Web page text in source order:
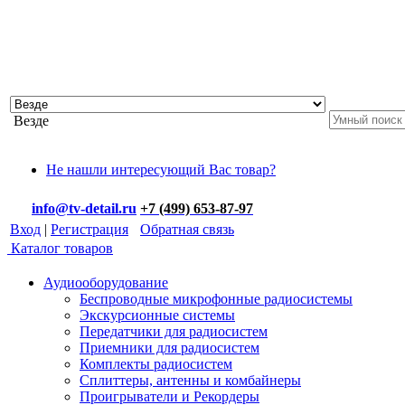
Везде
Не нашли интересующий Вас товар?
info@tv-detail.ru +7 (499) 653-87-97
Вход | Регистрация
Обратная связь
Каталог товаров
Аудиооборудование
Беспроводные микрофонные радиосистемы
Экскурсионные системы
Передатчики для радиосистем
Приемники для радиосистем
Комплекты радиосистем
Сплиттеры, антенны и комбайнеры
Проигрыватели и Рекордеры